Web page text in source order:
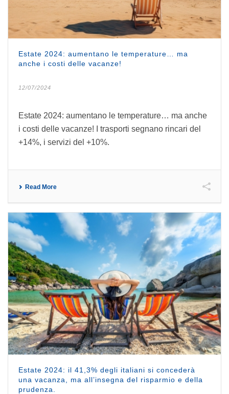
Estate 2024: aumentano le temperature… ma
anche i costi delle vacanze!
12/07/2024
Estate 2024: aumentano le temperature… ma anche
i costi delle vacanze! I trasporti segnano rincari del
+14%, i servizi del +10%.
Read More
Estate 2024: il 41,3% degli italiani si concederà
una vacanza, ma all’insegna del risparmio e della
prudenza.